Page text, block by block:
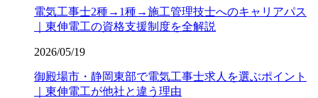
電気工事士2種→1種→施工管理技士へのキャリアパス
｜東伸電工の資格支援制度を全解説
2026/05/19
御殿場市・静岡東部で電気工事士求人を選ぶポイント
｜東伸電工が他社と違う理由